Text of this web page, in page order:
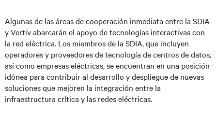
Algunas de las áreas de cooperación inmediata entre la SDIA
y Vertiv abarcarán el apoyo de tecnologías interactivas con
la red eléctrica. Los miembros de la SDIA, que incluyen
operadores y proveedores de tecnología de centros de datos,
así como empresas eléctricas, se encuentran en una posición
idónea para contribuir al desarrollo y despliegue de nuevas
soluciones que mejoren la integración entre la
infraestructura crítica y las redes eléctricas.